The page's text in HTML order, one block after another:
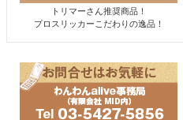
トリマーさん推奨商品！
プロスリッカーこだわりの逸品！